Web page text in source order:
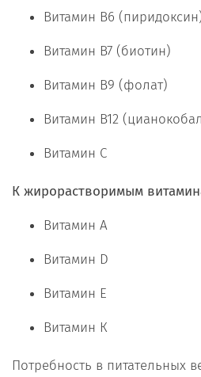
Витамин B6
Витамин B7 (биотин)
Витамин B9 (фолат)
Витамин B12
Витамин С
К жирорастворимым
Витамин А
Витамин D
Витамин Е
Витамин К
Потребность в питательных